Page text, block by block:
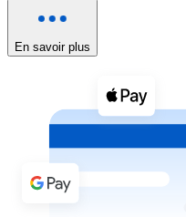
Voir toutes
Coupons crypto
Achetez des
Acheter avec
Virement SEPA
En savoir plus